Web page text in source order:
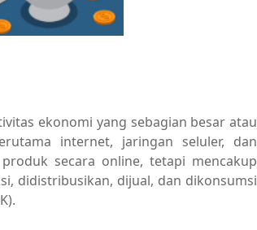
ekonomi yang sebagian besar atau
internet, jaringan seluler, dan
secara online, tetapi mencakup
didistribusikan, dijual, dan dikonsumsi